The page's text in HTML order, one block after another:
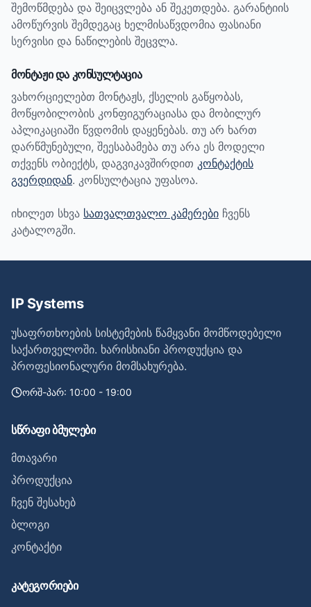
შემოწმდება და შეიცვლება ან შეკეთდება. გარანტიის
ამოწურვის შემდეგაც ხელმისაწვდომია ფასიანი
სერვისი და ნაწილების შეცვლა.
მონტაჟი და კონსულტაცია
ვახორციელებთ მონტაჟს, ქსელის გაწყობას,
მოწყობილობის კონფიგურაციასა და მობილურ
აპლიკაციაში წვდომის დაყენებას. თუ არ ხართ
დარწმუნებული, შეესაბამება თუ არა ეს მოდელი
თქვენს ობიექტს, დაგვიკავშირდით კონტაქტის
გვერდიდან. კონსულტაცია უფასოა.
იხილეთ სხვა სათვალთვალო კამერები ჩვენს
კატალოგში.
IP Systems
უსაფრთხოების სისტემების წამყვანი მომწოდებელი
საქართველოში. ხარისხიანი პროდუქცია და
პროფესიონალური მომსახურება.
ორშ-პარ: 10:00 - 19:00
სწრაფი ბმულები
მთავარი
პროდუქცია
ჩვენ შესახებ
ბლოგი
კონტაქტი
კატეგორიები